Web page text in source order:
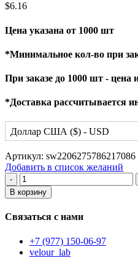
$6.16
Цена указана от 1000 шт
*Минимальное кол-во при
При заказе до 1000 шт - цена
*Доставка рассчитывается
Доллар США ($) - USD
Артикул: sw2206275786217086
Добавить в список желаний
Количество
товара
женский
из
предметов
В корзину
Связаться с нами
+7 (977) 150-06-97
velour_lab